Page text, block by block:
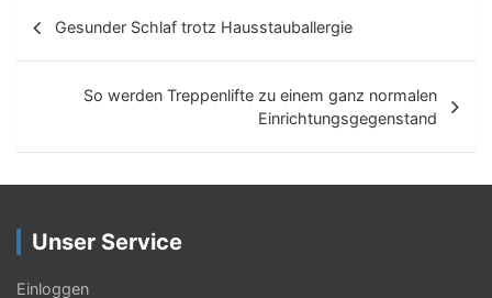
r
g
s
Gesunder Schlaf trotz Hausstauballergie
So werden Treppenlifte zu einem ganz normalen
Einrichtungsgegenstand
Unser Service
Einloggen